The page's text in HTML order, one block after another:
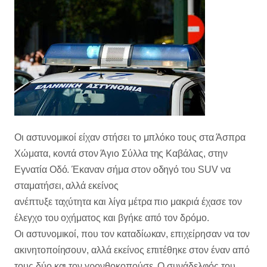
Οι αστυνομικοί είχαν στήσει το μπλόκο τους στα Άσπρα
Χώματα, κοντά στον Άγιο Σύλλα της Καβάλας, στην
Εγνατία Οδό. Έκαναν σήμα στον οδηγό του SUV να
σταματήσει, αλλά εκείνος
ανέπτυξε ταχύτητα και λίγα μέτρα πιο μακριά έχασε τον
έλεγχο του οχήματος και βγήκε από τον δρόμο.
Οι αστυνομικοί, που τον καταδίωκαν, επιχείρησαν να τον
ακινητοποίησουν, αλλά εκείνος επιτέθηκε στον έναν από